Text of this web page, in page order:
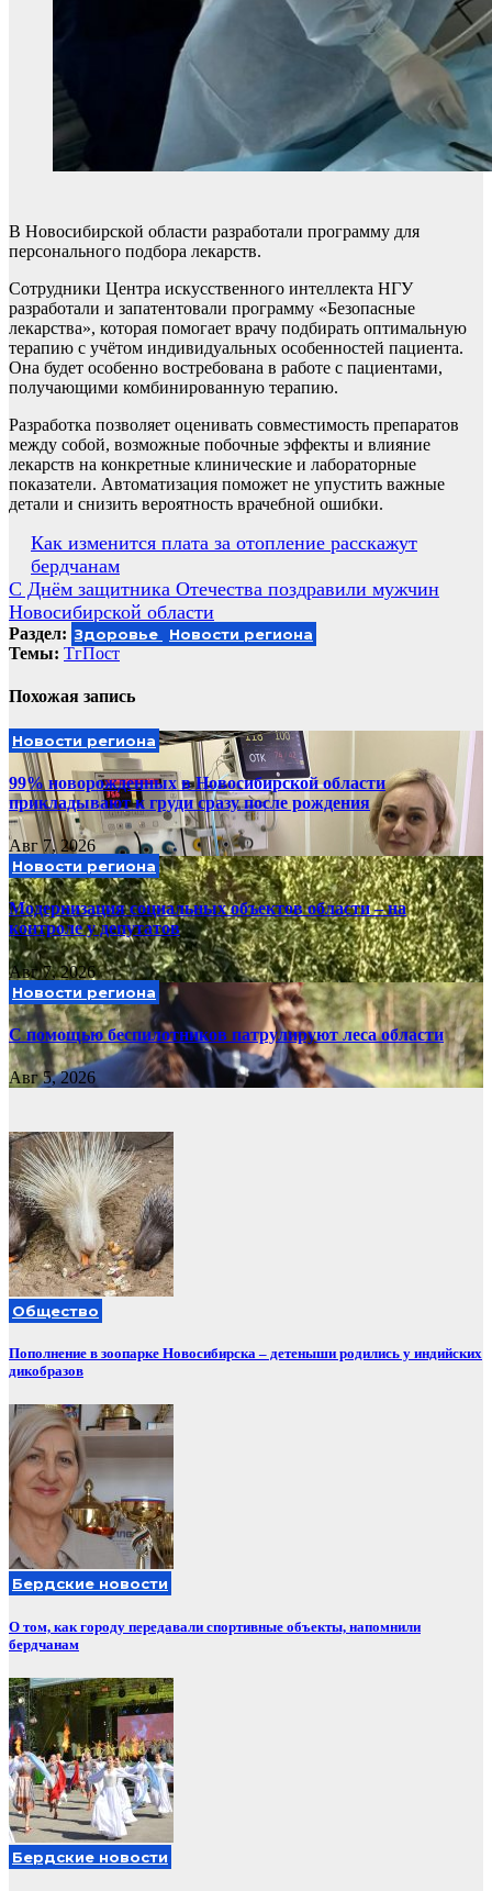
В Новосибирской области разработали программу для
персонального подбора лекарств.
Сотрудники Центра искусственного интеллекта НГУ
разработали и запатентовали программу «Безопасные
лекарства», которая помогает врачу подбирать оптимальную
терапию с учётом индивидуальных особенностей пациента.
Она будет особенно востребована в работе с пациентами,
получающими комбинированную терапию.
Разработка позволяет оценивать совместимость препаратов
между собой, возможные побочные эффекты и влияние
лекарств на конкретные клинические и лабораторные
показатели. Автоматизация поможет не упустить важные
детали и снизить вероятность врачебной ошибки.
Навигация
по
записям
Как изменится плата за отопление расскажут
бердчанам
С Днём защитника Отечества поздравили мужчин
Новосибирской области
Раздел: Здоровье Новости региона
Темы: ТгПост
Похожая запись
Новости региона
99% новорожденных в Новосибирской области
прикладывают к груди сразу после рождения
Авг 7, 2026
Новости региона
Модернизация социальных объектов области – на
контроле у депутатов
Авг 7, 2026
Новости региона
С помощью беспилотников патрулируют леса области
Авг 5, 2026
Общество
Пополнение в зоопарке Новосибирска – детеныши родились у индийских
дикобразов
Бердские новости
О том, как городу передавали спортивные объекты, напомнили
бердчанам
Бердские новости